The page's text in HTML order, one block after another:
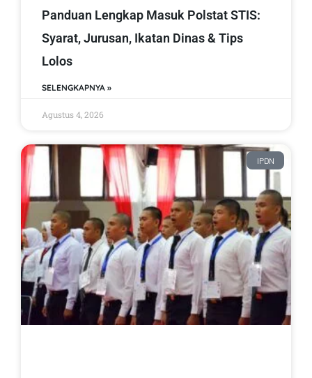
Panduan Lengkap Masuk Polstat STIS:
Syarat, Jurusan, Ikatan Dinas & Tips
Lolos
SELENGKAPNYA »
Agustus 4, 2026
IPDN